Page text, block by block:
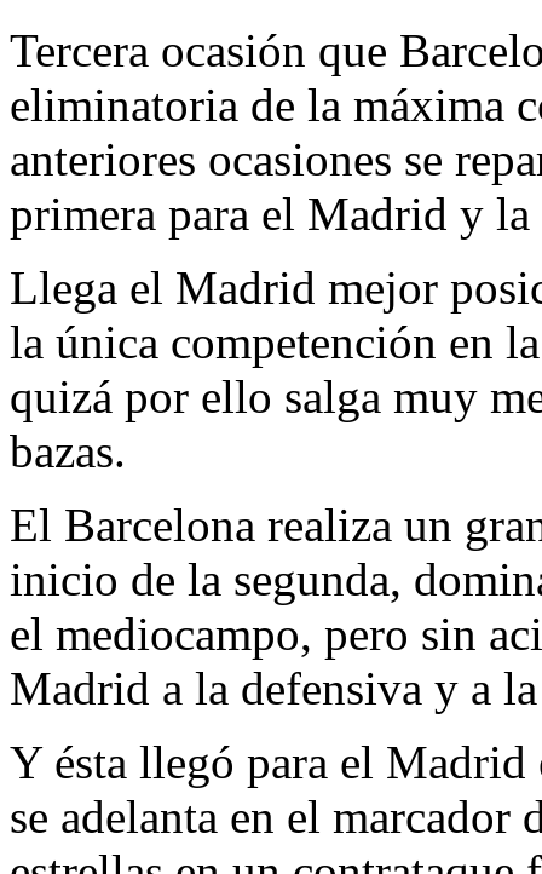
Tercera ocasión que
eliminatoria de la máxima
anteriores ocasiones se
primera para el Madrid y la
Llega el Madrid mejor
la única competención en
quizá por ello salga muy
bazas.
El Barcelona realiza un
inicio de la segunda,
el mediocampo, pero sin
Madrid a la defensiva y a
Y ésta llegó para el
se adelanta en el marcador